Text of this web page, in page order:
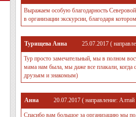
Выражаем особую благодарность
в организации экскурсии, благодаря
Турищева Анна 25.07.2017 (
Тур просто замечательный, мы в полном
мама нам была, мы даже все плакали, когда
друзьям и знакомым)
Анна 20.07.2017 ( направление: Алтай
Спасибо вам большое за организацию мы